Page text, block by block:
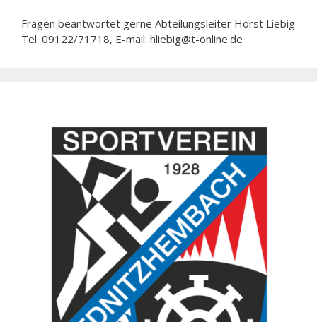
Fragen beantwortet gerne Abteilungsleiter Horst Liebig
Tel. 09122/71718, E-mail: hliebig@t-online.de